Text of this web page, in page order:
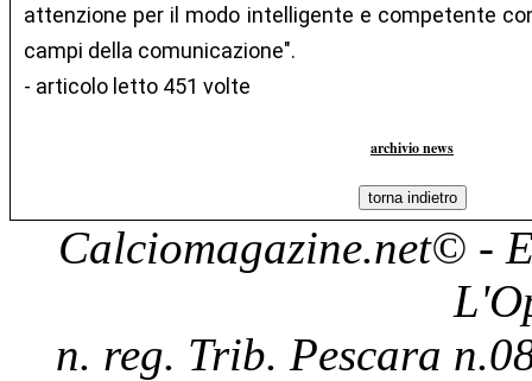
attenzione per il modo intelligente e competente
campi della comunicazione".
- articolo letto 451 volte
archivio news
Calciomagazine.net© -
n. reg. Trib. Pescara